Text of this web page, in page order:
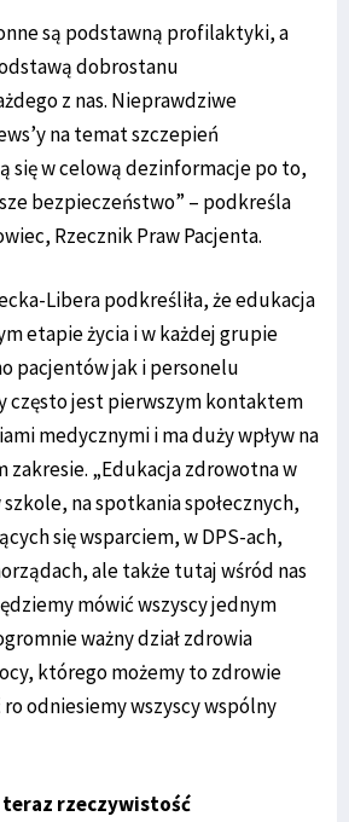
są podstawną profilaktyki, a
dobrostanu
z nas. Nieprawdziwe
na temat szczepień
się w celową dezinformacje po to,
bezpieczeństwo” – podkreśla
Rzecznik Praw Pacjenta.
Libera podkreśliła, że edukacja
etapie życia i w każdej grupie
pacjentów jak i personelu
często jest pierwszym kontaktem
medycznymi i ma duży wpływ na
zakresie. „Edukacja zdrowotna w
na spotkania społecznych,
się wsparciem, w DPS-ach,
ale także tutaj wśród nas
mówić wszyscy jednym
ważny dział zdrowia
którego możemy to zdrowie
odniesiemy wszyscy wspólny
rzeczywistość